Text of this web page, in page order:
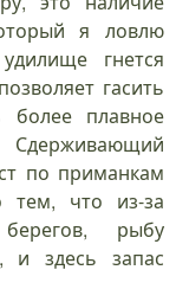
я ловлю
гнется
гасить
более плавное
Сдерживающий
по приманкам
тем, что из-за
рыбу
и здесь запас